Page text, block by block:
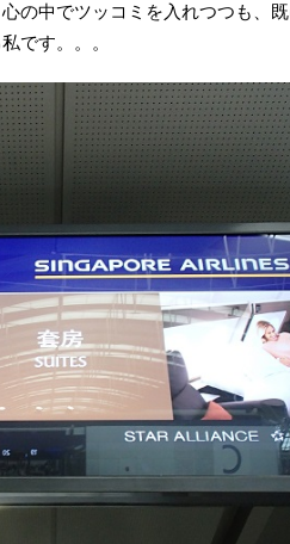
の中でツッコミを入れつつも、
です。。。